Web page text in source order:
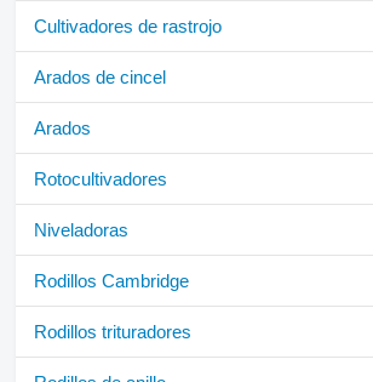
Cultivadores de rastrojo
Arados de cincel
Arados
Rotocultivadores
Niveladoras
Rodillos Cambridge
Rodillos trituradores